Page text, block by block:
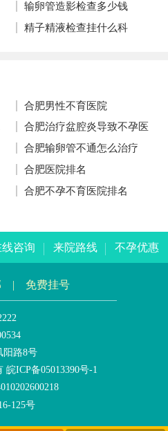
输卵管造影检查多少钱
精子精液检查挂什么科
合肥男性不育医院
合肥治疗盆腔炎导致不孕医
合肥输卵管不通怎么治疗
合肥医院排名
合肥不孕不育医院排名
咨询 来院路线 不孕优惠
| 免费挂号
阳路8号
皖ICP备05013390号-1
125号